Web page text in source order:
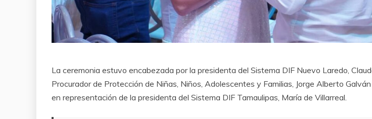
La ceremonia estuvo encabezada por la presidenta del Sistema DIF Nuevo Laredo,
Procurador de Protección de Niñas, Niños, Adolescentes y Familias, Jorge Alberto
en representación de la presidenta del Sistema DIF Tamaulipas, María de Villarreal.